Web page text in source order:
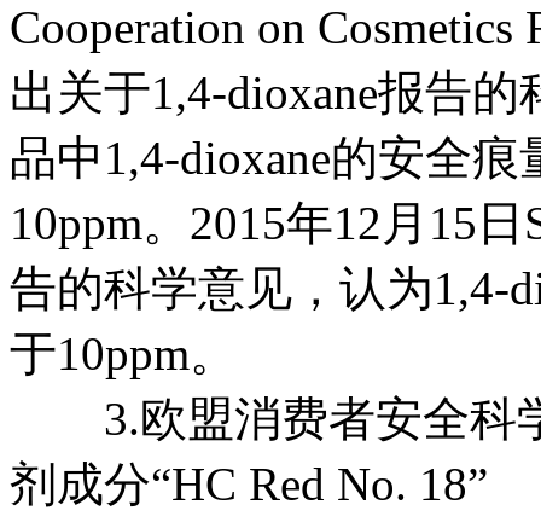
Cooperation on
出关于1,4-dioxane报告
品中1,4-dioxane的安全
10ppm。2015年12月15
告的科学意见，认为1,4-
于10ppm。
3.欧盟消费者安全科
剂成分“HC Red No. 18”